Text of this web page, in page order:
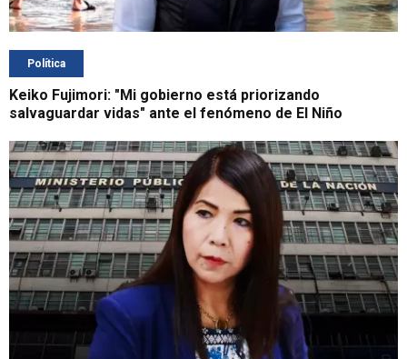
Política
Keiko Fujimori: "Mi gobierno está priorizando
salvaguardar vidas" ante el fenómeno de El Niño